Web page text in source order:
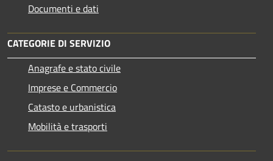
Documenti e dati
CATEGORIE DI SERVIZIO
Anagrafe e stato civile
Imprese e Commercio
Catasto e urbanistica
Mobilità e trasporti